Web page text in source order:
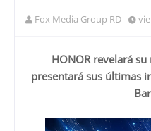
Fox Media Group RD
HONOR revelará
presentará sus últimas